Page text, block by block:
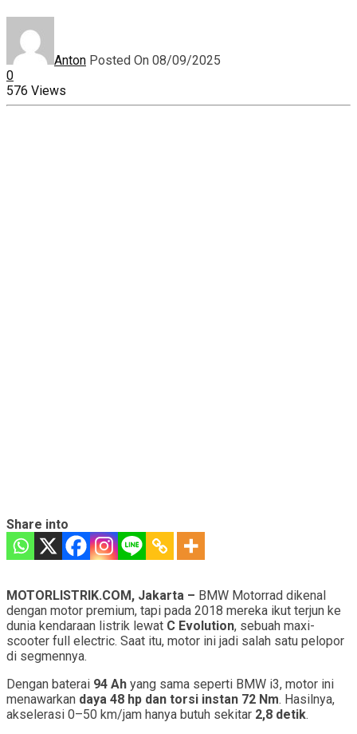
Anton Posted On 08/09/2025
0
576 Views
Share into
MOTORLISTRIK.COM, Jakarta – BMW Motorrad dikenal
dengan motor premium, tapi pada 2018 mereka ikut terjun ke
dunia kendaraan listrik lewat C Evolution, sebuah maxi-
scooter full electric. Saat itu, motor ini jadi salah satu pelopor
di segmennya.
Dengan baterai 94 Ah yang sama seperti BMW i3, motor ini
menawarkan daya 48 hp dan torsi instan 72 Nm. Hasilnya,
akselerasi 0–50 km/jam hanya butuh sekitar 2,8 detik.